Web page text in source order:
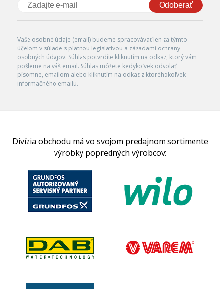
Odoberať
Vaše osobné údaje (email) budeme spracovávať len za týmto
účelom v súlade s platnou legislatívou a zásadami ochrany
osobných údajov. Súhlas potvrdíte kliknutím na odkaz, ktorý vám
pošleme na váš email. Súhlas môžete kedykoľvek odvolať
písomne, emailom alebo kliknutím na odkaz z ktoréhokoľvek
informačného emailu.
Divízia obchodu má vo svojom predajnom sortimente
výrobky popredných výrobcov: